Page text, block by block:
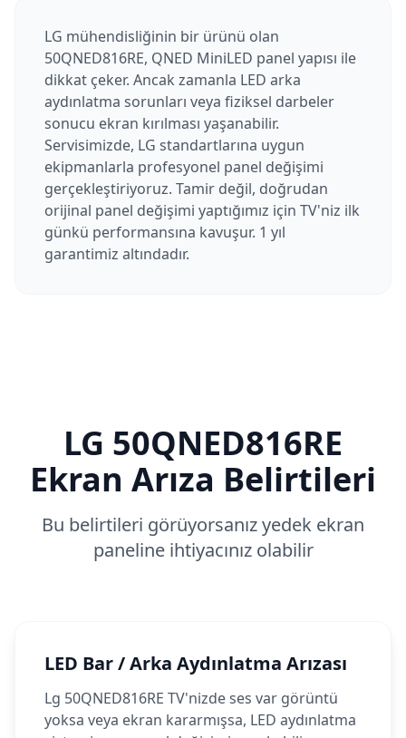
LG mühendisliğinin bir ürünü olan
50QNED816RE, QNED MiniLED panel yapısı ile
dikkat çeker. Ancak zamanla LED arka
aydınlatma sorunları veya fiziksel darbeler
sonucu ekran kırılması yaşanabilir.
Servisimizde, LG standartlarına uygun
ekipmanlarla profesyonel panel değişimi
gerçekleştiriyoruz. Tamir değil, doğrudan
orijinal panel değişimi yaptığımız için TV'niz ilk
günkü performansına kavuşur. 1 yıl
garantimiz altındadır.
LG 50QNED816RE
Ekran Arıza Belirtileri
Bu belirtileri görüyorsanız yedek ekran
paneline ihtiyacınız olabilir
LED Bar / Arka Aydınlatma Arızası
Lg 50QNED816RE TV'nizde ses var görüntü
yoksa veya ekran kararmışsa, LED aydınlatma